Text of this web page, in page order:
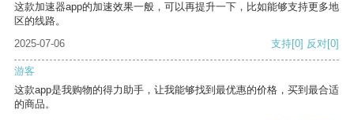
这款加速器app的加速效果一般，可以再提升一下，比如能够支持更多地
区的线路。
2025-07-06
支持[0] 反对[0]
游客
这款app是我购物的得力助手，让我能够找到最优惠的价格，买到最合适
的商品。